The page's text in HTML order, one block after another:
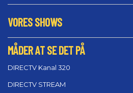
VORES SHOWS
MÅDER AT SE DET PÅ
DIRECTV Kanal 320
DIRECTV STREAM